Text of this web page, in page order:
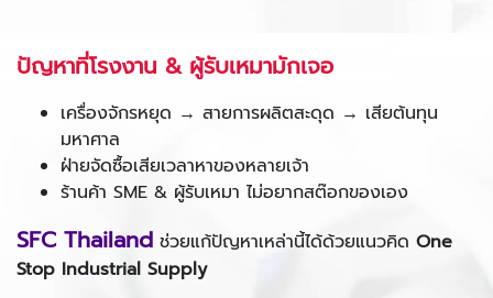
ปัญหาที่โรงงาน & ผู้รับเหมามักเจอ
เครื่องจักรหยุด → สายการผลิตสะดุด → เสียต้นทุน
มหาศาล
ฝ่ายจัดซื้อเสียเวลาหาของหลายเจ้า
ร้านค้า SME & ผู้รับเหมา ไม่อยากสต๊อกของเอง
SFC Thailand ช่วยแก้ปัญหาเหล่านี้ได้ด้วยแนวคิด One
Stop Industrial Supply